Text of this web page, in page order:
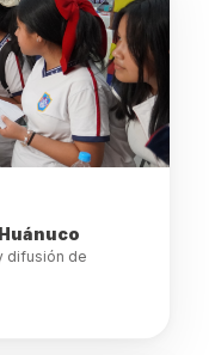
difusión de